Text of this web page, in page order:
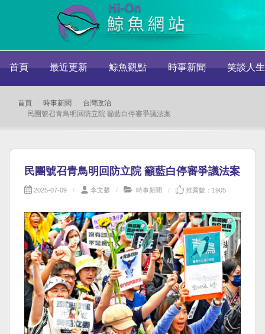
首頁 最近更新 鯨魚觀點 時事新聞 笑談人生
首頁 時事新聞
台灣政治
民團號召青鳥明回防立院 籲藍白停審爭議法案
民團號召青鳥明回防立院 籲藍白停審爭議法案
2025-07-09 李文馨 時事新聞 推薦數：1905